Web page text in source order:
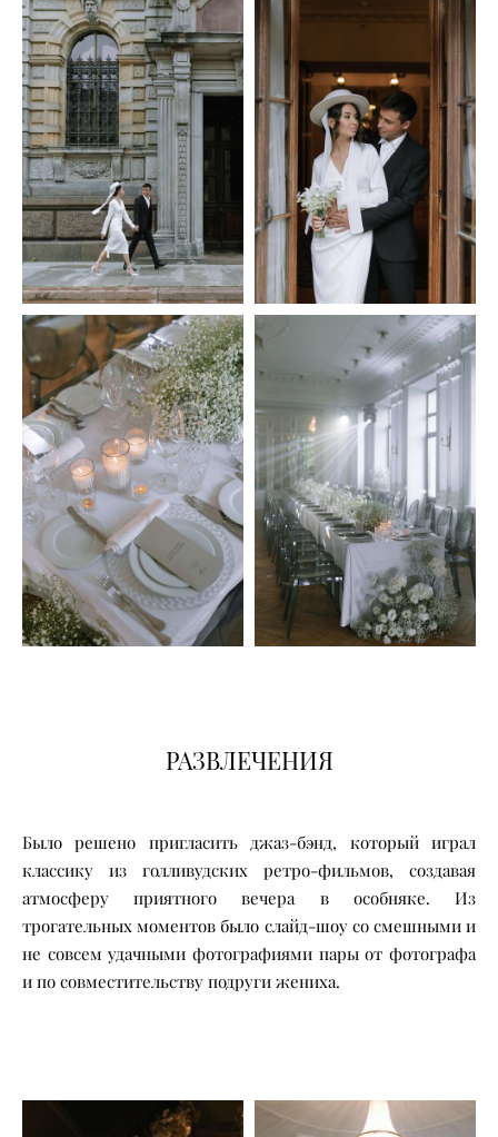
РАЗВЛЕЧЕНИЯ
Было решено пригласить джаз-бэнд, который играл
классику из голливудских ретро-фильмов, создавая
атмосферу приятного вечера в особняке. Из
трогательных моментов было слайд-шоу со смешными и
не совсем удачными фотографиями пары от фотографа
и по совместительству подруги жениха.